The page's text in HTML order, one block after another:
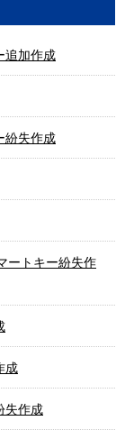
追加作成
紛失作成
ートキー紛失作
成
失作成